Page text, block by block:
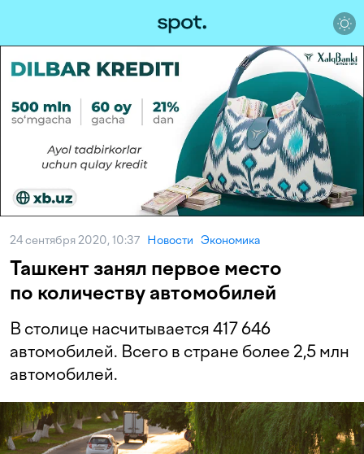
24 сентября 2020, 10:37 Новости Экономика
Ташкент занял первое место
по количеству автомобилей
В столице насчитывается 417 646
автомобилей. Всего в стране более 2,5 млн
автомобилей.